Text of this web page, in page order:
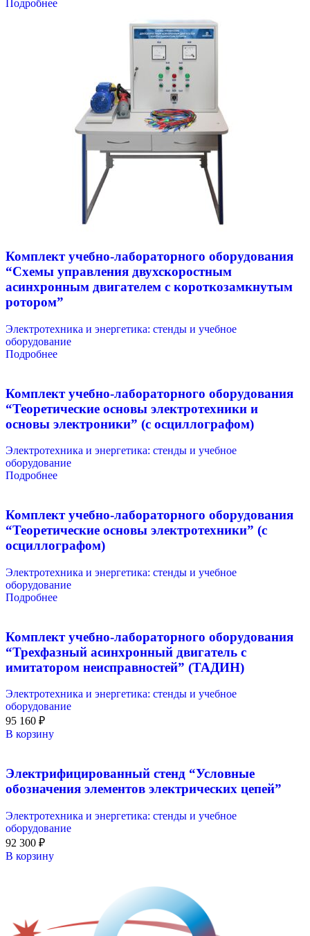
Подробнее
Комплект учебно-лабораторного оборудования
“Схемы управления двухскоростным
асинхронным двигателем с короткозамкнутым
ротором”
Электротехника и энергетика: стенды и учебное
оборудование
Подробнее
Комплект учебно-лабораторного оборудования
“Теоретические основы электротехники и
основы электроники” (с осциллографом)
Электротехника и энергетика: стенды и учебное
оборудование
Подробнее
Комплект учебно-лабораторного оборудования
“Теоретические основы электротехники” (с
осциллографом)
Электротехника и энергетика: стенды и учебное
оборудование
Подробнее
Комплект учебно-лабораторного оборудования
“Трехфазный асинхронный двигатель с
имитатором неисправностей” (ТАДИН)
Электротехника и энергетика: стенды и учебное
оборудование
95 160 ₽
В корзину
Электрифицированный стенд “Условные
обозначения элементов электрических цепей”
Электротехника и энергетика: стенды и учебное
оборудование
92 300 ₽
В корзину